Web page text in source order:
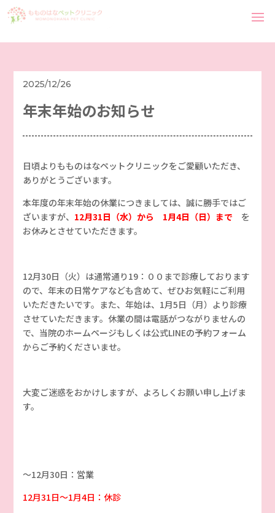
2025/12/26
年末年始のお知らせ
日頃よりもものはなペットクリニックをご愛顧いただき、
ありがとうございます。
本年度の年末年始の休業につきましては、誠に勝手ではご
ざいますが、 12月31日（水）から 1月4日（日）まで を
お休みとさせていただきます。
12月30日（火）は通常通り19：００まで診療しております
ので、年末の日常ケアなども含めて、ぜひお気軽にご利用
いただきたいです。また、年始は、1月5日（月）より診療
させていただきます。休業の間は電話がつながりませんの
で、当院のホームページもしくは公式LINEの予約フォーム
からご予約くださいませ。
大変ご迷惑をおかけしますが、よろしくお願い申し上げま
す。
～12月30日：営業
12月31日～1月4日：休診